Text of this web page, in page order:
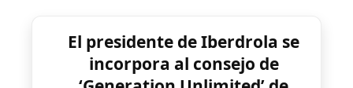
El presidente de Iberdrola se
incorpora al consejo de